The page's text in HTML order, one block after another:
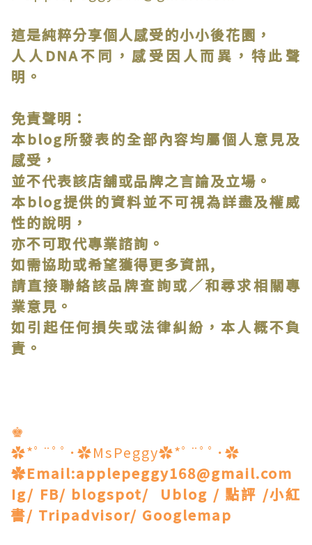
這是純粹分享個人感受的小小後花園，
人人DNA不同，感受因人而異，特此聲
明。
免責聲明：
本blog所發表的全部內容均屬個人意見及
感受，
並不代表該店舖或品牌之言論及立場。
本blog提供的資料並不可視為詳盡及權威
性的說明，
亦不可取代專業諮詢。
如需協助或希望獲得更多資訊,
請直接聯絡該品牌查詢或∕和尋求相關專
業意見。
如引起任何損失或法律糾紛，本人概不負
責。
♚
✿*ﾟ¨ﾟﾟ･✿MsPeggy✿*ﾟ¨ﾟﾟ･✿
✿Email:applepeggy168@gmail.com
Ig/ FB/ blogspot/ Ublog / 點評 /小紅
書/ Tripadvisor/ Googlemap